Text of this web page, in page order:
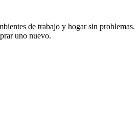
de trabajo y hogar sin problemas.
uno nuevo.